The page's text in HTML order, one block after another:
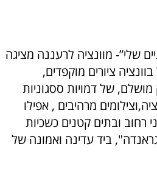
שלי”- מוונציה לרעננה מציגה
ציורים מוקפדים,
מושלם, של דמויות ססגוניות
מרהיבים , אפילו
רחוב ובתים קטנים כשכיות
ביד עדינה ואמונה של